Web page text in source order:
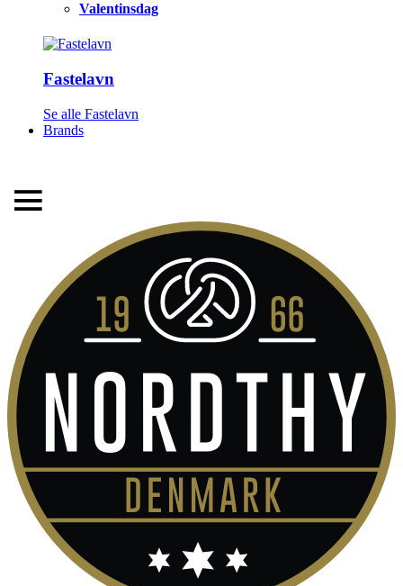
Valentinsdag
Fastelavn
Se alle Fastelavn
Brands
LEVERINGSTID 1-3 HVERDAGE